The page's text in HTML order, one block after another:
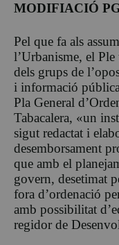
MODIFIACIÓ
Pel que fa als
l’Urbanisme, el Ple
dels grups de
i informació
Pla General
Tabacalera, «un
sigut redactat i
desemborsament
que amb el
govern, desetimat
fora d’ordenació
amb possibilitat
regidor de